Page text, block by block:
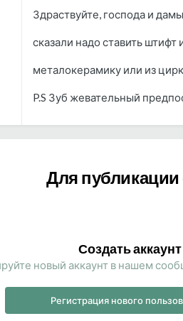
Здраствуйте, господа и
сказали надо ставить
металокерамику или из
P.S Зуб жевательный
Для публикации
Создать аккаунт
новый аккаунт в нашем
Регистрация нового